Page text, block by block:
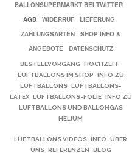
BALLONSUPERMARKT BEI TWITTER
AGB
WIDERRUF
LIEFERUNG
ZAHLUNGSARTEN
SHOP INFO &
ANGEBOTE
DATENSCHUTZ
BESTELLVORGANG
HOCHZEIT
LUFTBALLONS IM SHOP
INFO ZU
LUFTBALLONS LUFTBALLONS-
LATEX LUFTBALLONS-FOLIE INFO ZU
LUFTBALLONS UND BALLONGAS
HELIUM
LUFTBALLONS VIDEOS INFO
ÜBER
UNS REFERENZEN BLOG